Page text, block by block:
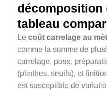
décomposition
tableau
Le coût carrelage au
comme la somme de
carrelage, pose,
(plinthes, seuils), et
est susceptible de